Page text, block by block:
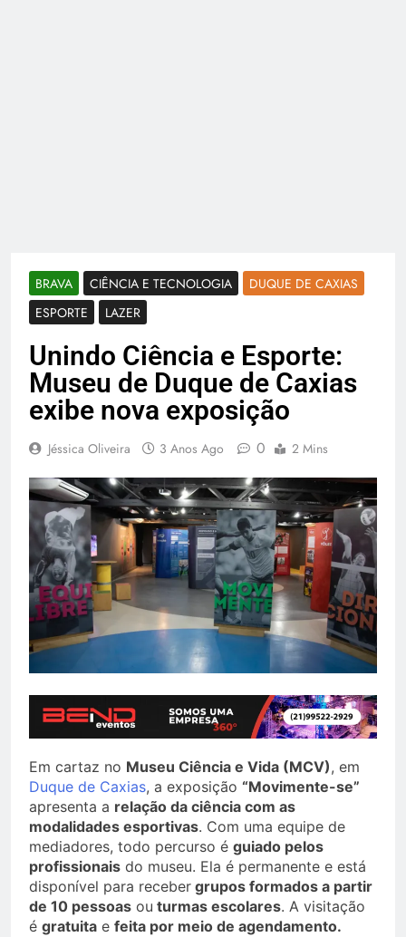
BRAVA CIÊNCIA E TECNOLOGIA
DUQUE DE CAXIAS
ESPORTE
LAZER
Unindo Ciência e Esporte:
Museu de Duque de Caxias
exibe nova exposição
Jéssica Oliveira 3 Anos Ago 0 2 Mins
Em cartaz no Museu Ciência e Vida (MCV), em
Duque de Caxias, a exposição “Movimente-se”
apresenta a relação da ciência com as
modalidades esportivas. Com uma equipe de
mediadores, todo percurso é guiado pelos
profissionais do museu. Ela é permanente e está
disponível para receber grupos formados a partir
de 10 pessoas ou turmas escolares. A visitação
é gratuita e feita por meio de agendamento.